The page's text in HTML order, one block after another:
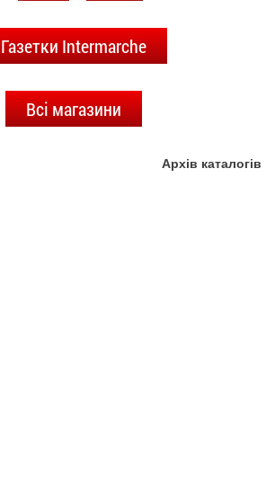
Газетки Intermarche
Всі магазини
Архів каталогів